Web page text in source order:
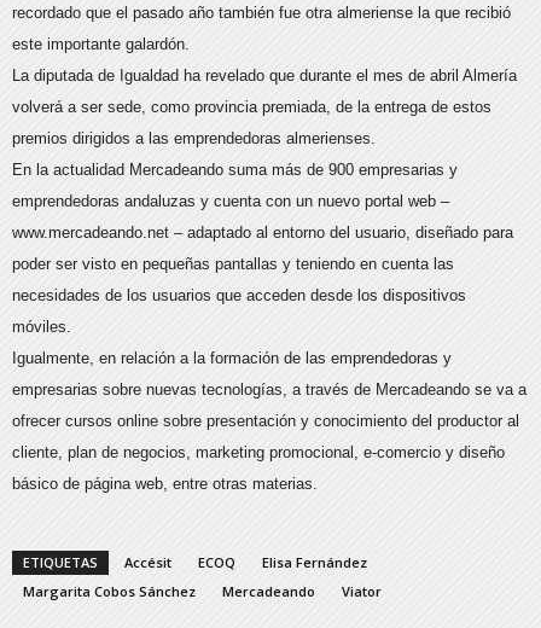
recordado que el pasado año también fue otra almeriense la que recibió
este importante galardón.
La diputada de Igualdad ha revelado que durante el mes de abril Almería
volverá a ser sede, como provincia premiada, de la entrega de estos
premios dirigidos a las emprendedoras almerienses.
En la actualidad Mercadeando suma más de 900 empresarias y
emprendedoras andaluzas y cuenta con un nuevo portal web –
www.mercadeando.net – adaptado al entorno del usuario, diseñado para
poder ser visto en pequeñas pantallas y teniendo en cuenta las
necesidades de los usuarios que acceden desde los dispositivos
móviles.
Igualmente, en relación a la formación de las emprendedoras y
empresarias sobre nuevas tecnologías, a través de Mercadeando se va a
ofrecer cursos online sobre presentación y conocimiento del productor al
cliente, plan de negocios, marketing promocional, e-comercio y diseño
básico de página web, entre otras materias.
ETIQUETAS Accésit ECOQ
Elisa Fernández
Margarita Cobos Sánchez
Mercadeando Viator